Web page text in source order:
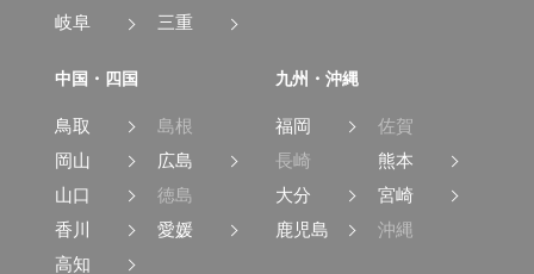
岐阜
三重
中国・四国
鳥取
島根
岡山
広島
山口
徳島
香川
愛媛
高知
九州・沖縄
福岡
佐賀
長崎
熊本
大分
宮崎
鹿児島
沖縄